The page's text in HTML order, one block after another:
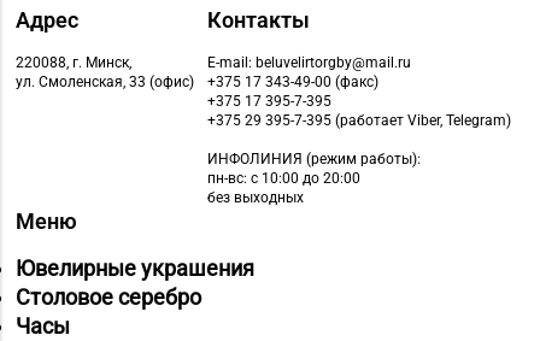
Адрес
220088, г. Минск,
ул. Смоленская, 33 (офис)
Контакты
E-mail: beluvelirtorgby@mail.ru
+375 17 343-49-00 (факс)
+375 17 395-7-395
+375 29 395-7-395 (работает Viber, Telegram)
ИНФОЛИНИЯ (режим работы):
пн-вс: с 10:00 до 20:00
без выходных
Меню
Ювелирные украшения
Столовое серебро
Часы